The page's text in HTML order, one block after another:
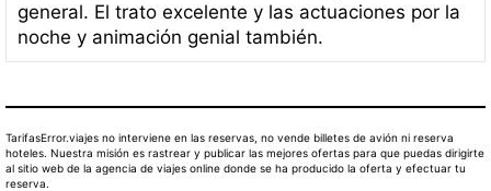
general. El trato excelente y las actuaciones por la
noche y animación genial también.
TarifasError.viajes no interviene en las reservas, no vende billetes de avión ni reserva
hoteles. Nuestra misión es rastrear y publicar las mejores ofertas para que puedas dirigirte
al sitio web de la agencia de viajes online donde se ha producido la oferta y efectuar tu
reserva.